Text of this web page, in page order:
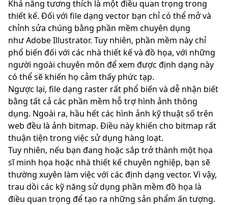
Khả năng tương thích là một điều quan trọng trong
thiết kế. Đối với file dạng vector bạn chỉ có thể mở và
chỉnh sửa chúng bằng phần mềm chuyên dụng
như Adobe Illustrator. Tuy nhiên, phần mềm này chỉ
phổ biến đối với các nhà thiết kế và đồ họa, với những
người ngoài chuyên môn để xem được định dạng này
có thể sẽ khiến họ cảm thấy phức tạp.
Ngược lại, file dạng raster rất phổ biến và dễ nhận biết
bằng tất cả các phần mềm hỗ trợ hình ảnh thông
dụng. Ngoài ra, hầu hết các hình ảnh kỹ thuật số trên
web đều là ảnh bitmap. Điều này khiến cho bitmap rất
thuận tiện trong việc sử dụng hàng loạt.
Tuy nhiên, nếu bạn đang hoặc sắp trở thành một họa
sĩ minh họa hoặc nhà thiết kế chuyên nghiệp, bạn sẽ
thường xuyên làm việc với các định dạng vector. Vì vậy,
trau dồi các kỹ năng sử dụng phần mềm đồ họa là
điều quan trọng để tạo ra những sản phẩm ấn tượng.